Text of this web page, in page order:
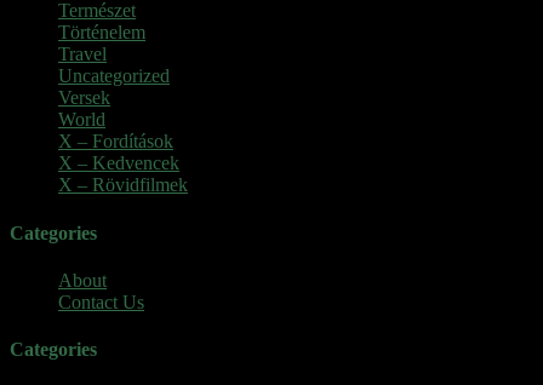
Természet
Történelem
Travel
Uncategorized
Versek
World
X – Fordítások
X – Kedvencek
X – Rövidfilmek
Categories
About
Contact Us
Categories